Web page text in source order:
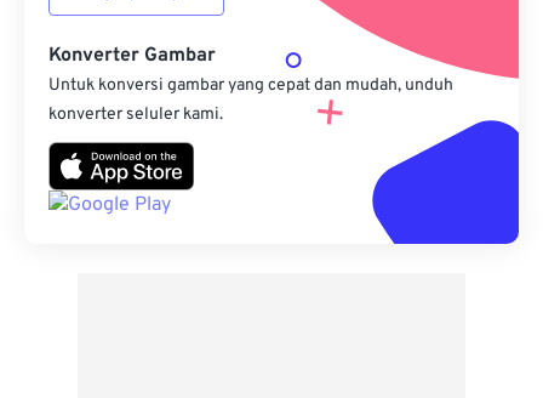
Konverter Gambar
Untuk konversi gambar yang cepat dan mudah, unduh
konverter seluler kami.